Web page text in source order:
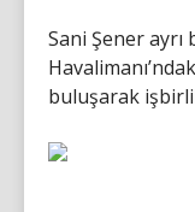
Sani Şener
buluşarak